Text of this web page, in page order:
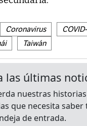
Coronavirus
Taiwán